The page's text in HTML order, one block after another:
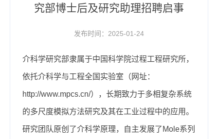
究部博士后及研究助理招聘启事
发布时间：2025-01-24
介科学研究部隶属于中国科学院过程工程研究所，
依托介科学与工程全国实验室（网址：
http://www.mpcs.cn/），长期致力于多相复杂系统
的多尺度模拟方法研究及其在工业过程中的应用。
研究团队原创了介科学原理，自主发展了Mole系列